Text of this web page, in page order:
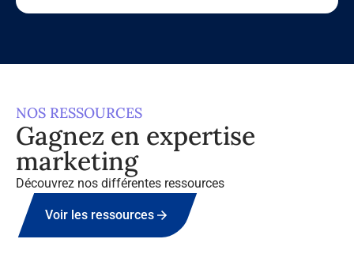
NOS RESSOURCES
Gagnez en expertise
marketing
Découvrez nos différentes ressources
Voir les ressources